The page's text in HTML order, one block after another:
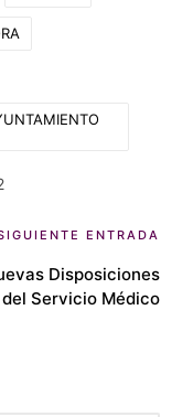
ENTRADA
Disposiciones
del Servicio Médico